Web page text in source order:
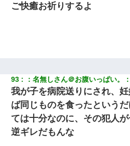
ご快癒お祈りするよ
93 ：名無しさん＠お腹いっぱい。
我が子を病院送りにされ、
ば同じものを食ったという
ては十分なのに、その犯人
逆ギレだもんな